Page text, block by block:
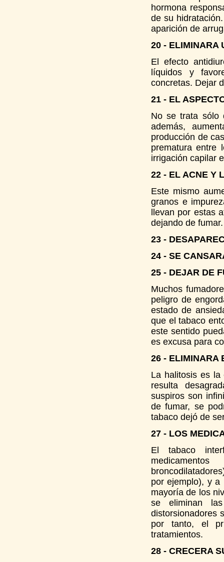
hormona
de su
aparición de
20 - ELIMINARA
El efecto
líquidos y
concretas. Dejar
21 - EL
No se trata sólo
además,
producción de
prematura entre
irrigación capilar
22 - EL ACNE Y
Este mismo
granos e
llevan por estas
dejando de fumar.
23 -
24 - SE
25 - DEJAR DE
Muchos
peligro de
estado de
que el tabaco
este sentido
es excusa para
26 - ELIMINARA
La halitosis es la
resulta
suspiros son
de fumar, se
tabaco dejó de
27 - LOS
El tabaco
por ejemplo), y a
mayoría de los
se eliminan
distorsionadores
por tanto, el
tratamientos.
28 - CRECERA